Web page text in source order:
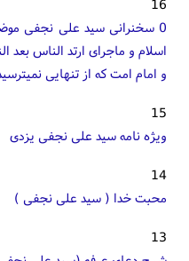
16
0 سخنرانی سید علی نجفی
اسلام و ماجرای ارتد الناس بعد
و امام امت که از تنهایی
15
ویژه نامه سید علی نجفی یزدی
14
محبت خدا ( سید علی نجفی )
13